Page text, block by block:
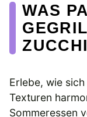
WAS
Erlebe, wie
Texturen
Sommeressen